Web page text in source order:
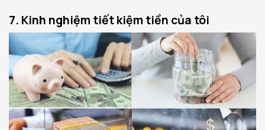
7. Kinh nghiệm tiết kiệm tiền của tôi